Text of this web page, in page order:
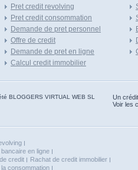
Pret credit revolving
Pret credit consommation
Demande de pret personnel
Offre de credit
Demande de pret en ligne
Calcul credit immobilier
BLOGGERS VIRTUAL WEB SL
Un
Voir les
en ligne
credit
Rachat de credit immobilier
consommation